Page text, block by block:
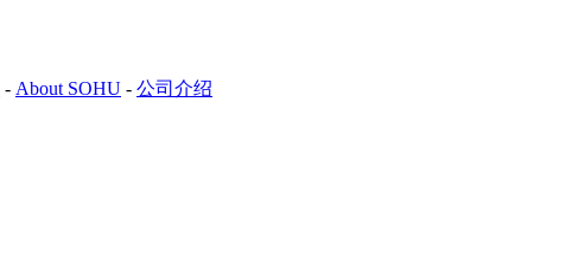
- About SOHU - 公司介绍